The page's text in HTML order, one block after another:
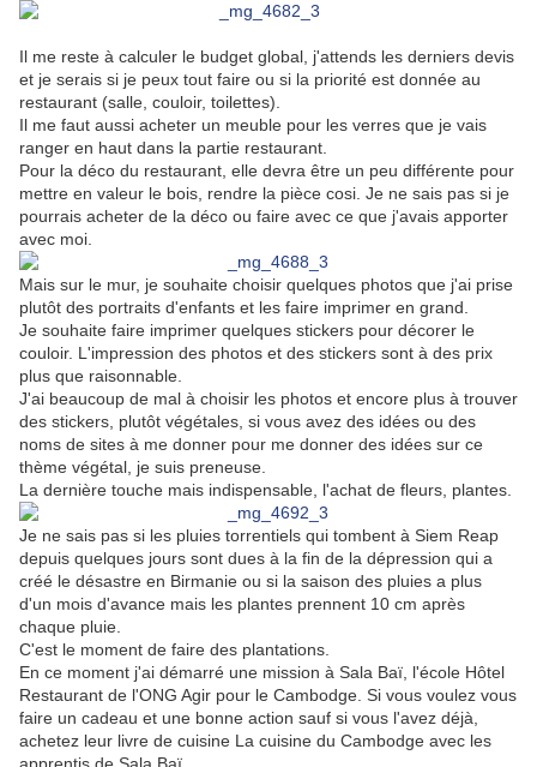
Il me reste à calculer le budget global, j'attends les derniers devis
et je serais si je peux tout faire ou si la priorité est donnée au
restaurant (salle, couloir, toilettes).
Il me faut aussi acheter un meuble pour les verres que je vais
ranger en haut dans la partie restaurant.
Pour la déco du restaurant, elle devra être un peu différente pour
mettre en valeur le bois, rendre la pièce cosi. Je ne sais pas si je
pourrais acheter de la déco ou faire avec ce que j'avais apporter
avec moi.
Mais sur le mur, je souhaite choisir quelques photos que j'ai prise
plutôt des portraits d'enfants et les faire imprimer en grand.
Je souhaite faire imprimer quelques stickers pour décorer le
couloir. L'impression des photos et des stickers sont à des prix
plus que raisonnable.
J'ai beaucoup de mal à choisir les photos et encore plus à trouver
des stickers, plutôt végétales, si vous avez des idées ou des
noms de sites à me donner pour me donner des idées sur ce
thème végétal, je suis preneuse.
La dernière touche mais indispensable, l'achat de fleurs, plantes.
Je ne sais pas si les pluies torrentiels qui tombent à Siem Reap
depuis quelques jours sont dues à la fin de la dépression qui a
créé le désastre en Birmanie ou si la saison des pluies a plus
d'un mois d'avance mais les plantes prennent 10 cm après
chaque pluie.
C'est le moment de faire des plantations.
En ce moment j'ai démarré une mission à Sala Baï, l'école Hôtel
Restaurant de l'ONG Agir pour le Cambodge. Si vous voulez vous
faire un cadeau et une bonne action sauf si vous l'avez déjà,
achetez leur livre de cuisine La cuisine du Cambodge avec les